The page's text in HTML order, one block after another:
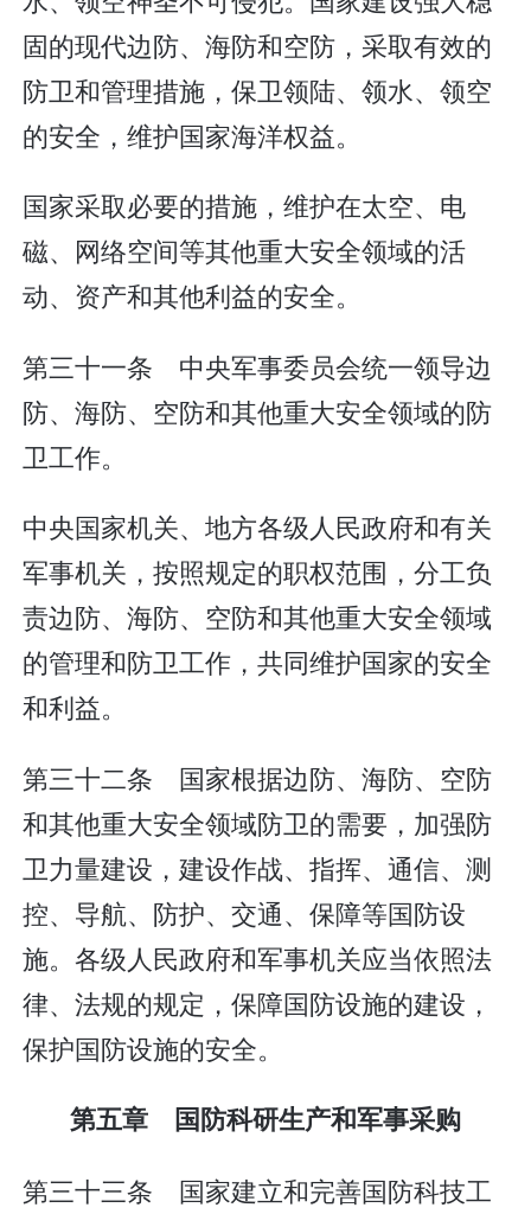
固的现代边防、海防和空防，采取有效的
防卫和管理措施，保卫领陆、领水、领空
的安全，维护国家海洋权益。
国家采取必要的措施，维护在太空、电
磁、网络空间等其他重大安全领域的活
动、资产和其他利益的安全。
第三十一条 中央军事委员会统一领导边
防、海防、空防和其他重大安全领域的防
卫工作。
中央国家机关、地方各级人民政府和有关
军事机关，按照规定的职权范围，分工负
责边防、海防、空防和其他重大安全领域
的管理和防卫工作，共同维护国家的安全
和利益。
第三十二条 国家根据边防、海防、空防
和其他重大安全领域防卫的需要，加强防
卫力量建设，建设作战、指挥、通信、测
控、导航、防护、交通、保障等国防设
施。各级人民政府和军事机关应当依照法
律、法规的规定，保障国防设施的建设，
保护国防设施的安全。
第五章 国防科研生产和军事采购
第三十三条 国家建立和完善国防科技工